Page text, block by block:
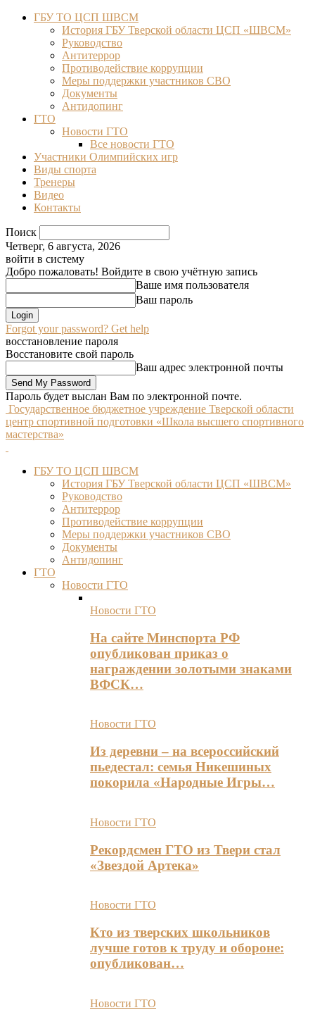
ГБУ ТО ЦСП ШВСМ
История ГБУ Тверской области ЦСП «ШВСМ»
Руководство
Антитеррор
Противодействие коррупции
Меры поддержки участников СВО
Документы
Антидопинг
ГТО
Новости ГТО
Все новости ГТО
Участники Олимпийских игр
Виды спорта
Тренеры
Видео
Контакты
Поиск
Четверг, 6 августа, 2026
войти в систему
Добро пожаловать! Войдите в свою учётную запись
Ваше имя пользователя
Ваш пароль
Forgot your password? Get help
восстановление пароля
Восстановите свой пароль
Ваш адрес электронной почты
Пароль будет выслан Вам по электронной почте.
Государственное бюджетное учреждение Тверской области
центр спортивной подготовки «Школа высшего спортивного
мастерства»
ГБУ ТО ЦСП ШВСМ
История ГБУ Тверской области ЦСП «ШВСМ»
Руководство
Антитеррор
Противодействие коррупции
Меры поддержки участников СВО
Документы
Антидопинг
ГТО
Новости ГТО
Новости ГТО
На сайте Минспорта РФ
опубликован приказ о
награждении золотыми знаками
ВФСК…
Новости ГТО
Из деревни – на всероссийский
пьедестал: семья Никешиных
покорила «Народные Игры…
Новости ГТО
Рекордсмен ГТО из Твери стал
«Звездой Артека»
Новости ГТО
Кто из тверских школьников
лучше готов к труду и обороне:
опубликован…
Новости ГТО